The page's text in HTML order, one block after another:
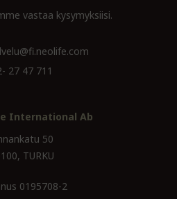
vastaa kysymyksiisi.
27 47 711
International Ab
50
TURKU
0195708-2